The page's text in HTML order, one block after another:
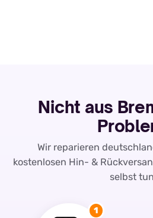
Nicht aus
Wir reparieren
kostenlosen Hin- &
selbst
1